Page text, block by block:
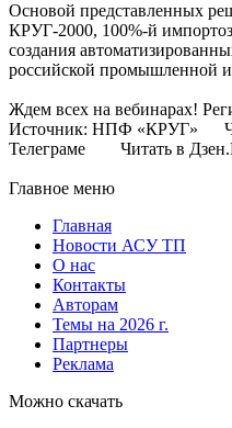
Основой представленных
КРУГ-2000, 100%-й
создания
российской промышленной
Ждем всех на вебинарах!
Источник: НПФ «КРУГ»
Телеграме Читать в
Главное меню
Главная
Новости АСУ ТП
О нас
Контакты
Авторам
Темы на 2026 г.
Партнеры
Реклама
Можно скачать